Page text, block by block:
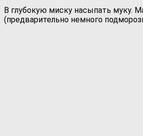
В глубокую миску насыпать муку.
(предварительно немного